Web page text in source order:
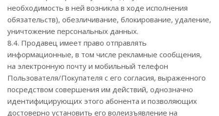
необходимость в ней возникла в ходе исполнения
обязательств), обезличивание, блокирование, удаление,
уничтожение персональных данных.
8.4. Продавец имеет право отправлять
информационные, в том числе рекламные сообщения,
на электронную почту и мобильный телефон
Пользователя/Покупателя с его согласия, выраженного
посредством совершения им действий, однозначно
идентифицирующих этого абонента и позволяющих
достоверно установить его волеизъявление на